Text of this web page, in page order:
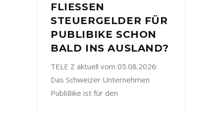
FLIESSEN
STEUERGELDER FÜR
PUBLIBIKE SCHON
BALD INS AUSLAND?
TELE Z aktuell vom 05.08.2026:
Das Schweizer Unternehmen
PubliBike ist für den